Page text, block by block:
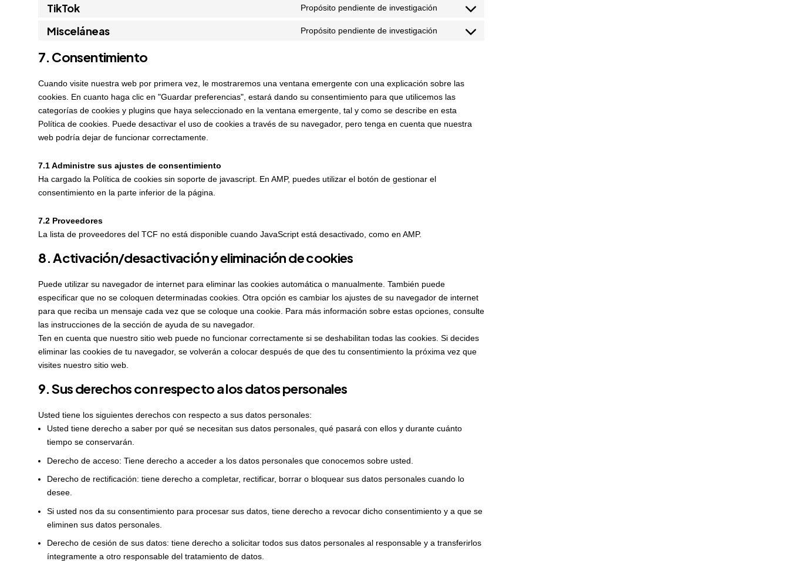
TikTok Propósito pendiente de investigación
Misceláneas Propósito pendiente de investigación
7. Consentimiento
Cuando visite nuestra web por primera vez, le mostraremos una ventana emergente con una explicación sobre las
cookies. En cuanto haga clic en "Guardar preferencias", estará dando su consentimiento para que utilicemos las
categorías de cookies y plugins que haya seleccionado en la ventana emergente, tal y como se describe en esta
Política de cookies. Puede desactivar el uso de cookies a través de su navegador, pero tenga en cuenta que nuestra
web podría dejar de funcionar correctamente.
7.1 Administre sus ajustes de consentimiento
Ha cargado la Política de cookies sin soporte de javascript. En AMP, puedes utilizar el botón de gestionar el
consentimiento en la parte inferior de la página.
7.2 Proveedores
La lista de proveedores del TCF no está disponible cuando JavaScript está desactivado, como en AMP.
8. Activación/desactivación y eliminación de cookies
Puede utilizar su navegador de internet para eliminar las cookies automática o manualmente. También puede
especificar que no se coloquen determinadas cookies. Otra opción es cambiar los ajustes de su navegador de internet
para que reciba un mensaje cada vez que se coloque una cookie. Para más información sobre estas opciones, consulte
las instrucciones de la sección de ayuda de su navegador.
Ten en cuenta que nuestro sitio web puede no funcionar correctamente si se deshabilitan todas las cookies. Si decides
eliminar las cookies de tu navegador, se volverán a colocar después de que des tu consentimiento la próxima vez que
visites nuestro sitio web.
9. Sus derechos con respecto a los datos personales
Usted tiene los siguientes derechos con respecto a sus datos personales:
Usted tiene derecho a saber por qué se necesitan sus datos personales, qué pasará con ellos y durante cuánto
tiempo se conservarán.
Derecho de acceso: Tiene derecho a acceder a los datos personales que conocemos sobre usted.
Derecho de rectificación: tiene derecho a completar, rectificar, borrar o bloquear sus datos personales cuando lo
desee.
Si usted nos da su consentimiento para procesar sus datos, tiene derecho a revocar dicho consentimiento y a que se
eliminen sus datos personales.
Derecho de cesión de sus datos: tiene derecho a solicitar todos sus datos personales al responsable y a transferirlos
íntegramente a otro responsable del tratamiento de datos.